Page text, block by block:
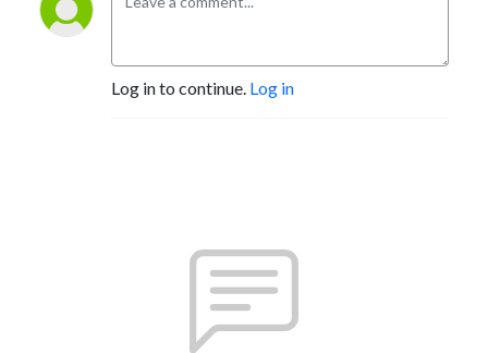
Log in to continue. Log in